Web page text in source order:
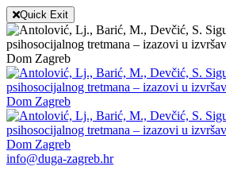
Quick Exit
info@duga-zagreb.hr